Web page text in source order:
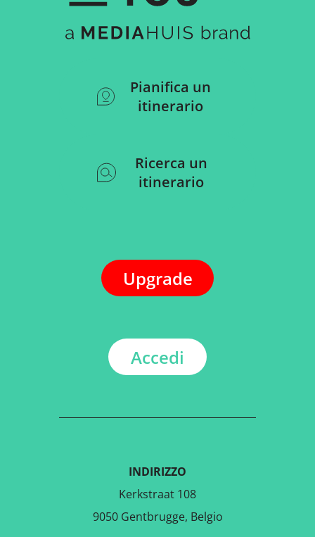
Pianifica un
itinerario
Ricerca un
itinerario
Upgrade
Accedi
INDIRIZZO
Kerkstraat 108
9050 Gentbrugge, Belgio